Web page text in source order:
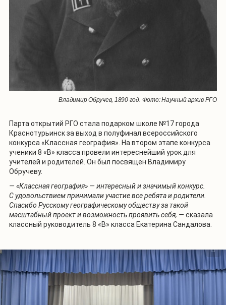
Владимир Обручев, 1890 год. Фото: Научный архив РГО
Парта открытий РГО стала подарком школе №17 города
Краснотурьинск за выход в полуфинал всероссийского
конкурса «Классная география». На втором этапе конкурса
ученики 8 «В» класса провели интереснейший урок для
учителей и родителей. Он был посвящен Владимиру
Обручеву.
— «Классная география» — интересный и значимый конкурс.
С удовольствием принимали участие все ребята и родители.
Спасибо Русскому географическому обществу за такой
масштабный проект и возможность проявить себя, — сказала
классный руководитель 8 «В» класса Екатерина Сандалова.